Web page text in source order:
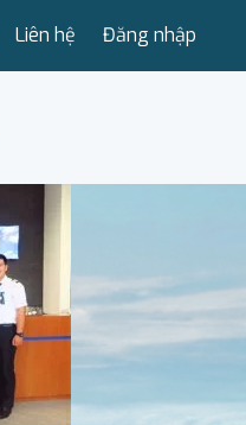
Liên hệ Đăng nhập